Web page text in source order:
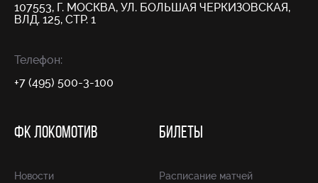
107553, Г. МОСКВА, УЛ. БОЛЬШАЯ ЧЕРКИЗОВСКАЯ,
ВЛД. 125, СТР. 1
Телефон:
+7 (495) 500-3-100
ФК ЛОКОМОТИВ
Новости
БИЛЕТЫ
Расписание матчей